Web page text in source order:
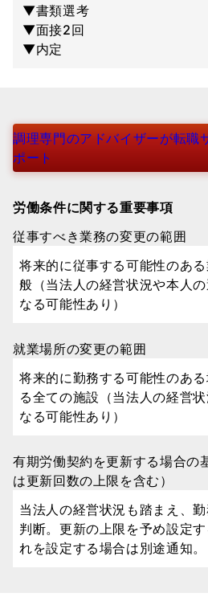
▼書類選考
▼面接2回
▼内定
調理専門のアドバイザーが転職
ポート
労働条件に関する重要事項
従事すべき業務の変更の範囲
将来的に従事する可能性のあ
般（当法人の経営状況や本人
なる可能性あり）
就業場所の変更の範囲
将来的に勤務する可能性のあ
る全ての施設（当法人の経営
なる可能性あり）
有期労働契約を更新する場合の
は更新回数の上限を含む）
当法人の経営状況も踏まえ、
判断。更新の上限を予め設定
れを設定する場合は別途通知。